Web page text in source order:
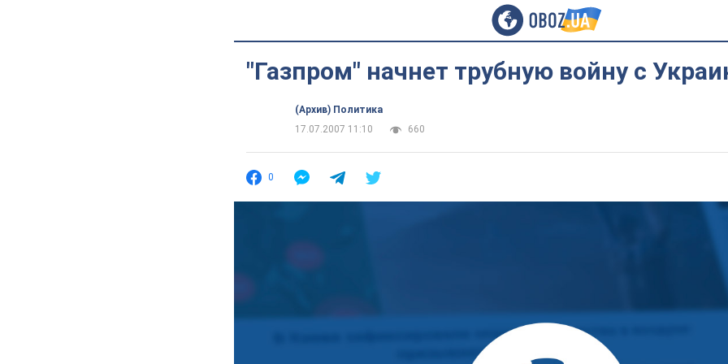
"Газпром" начнет трубную войну с
(Архив) Политика
17.07.2007 11:10
660
0